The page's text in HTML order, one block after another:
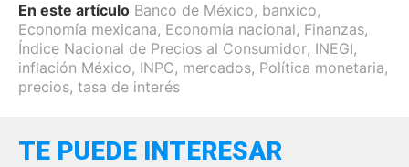
En este artículo Banco de México, banxico,
Economía mexicana, Economía nacional, Finanzas,
Índice Nacional de Precios al Consumidor, INEGI,
inflación México, INPC, mercados, Política monetaria,
precios, tasa de interés
TE PUEDE INTERESAR